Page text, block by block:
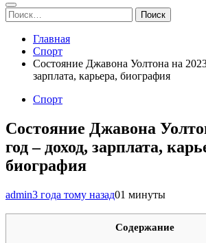
Найти:
Главная
Спорт
Состояние Джавона Уолтона на
зарплата, карьера, биография
Спорт
Состояние Джавона
год – доход, зарплата,
биография
admin3 года тому назад01 минуты
Содержание